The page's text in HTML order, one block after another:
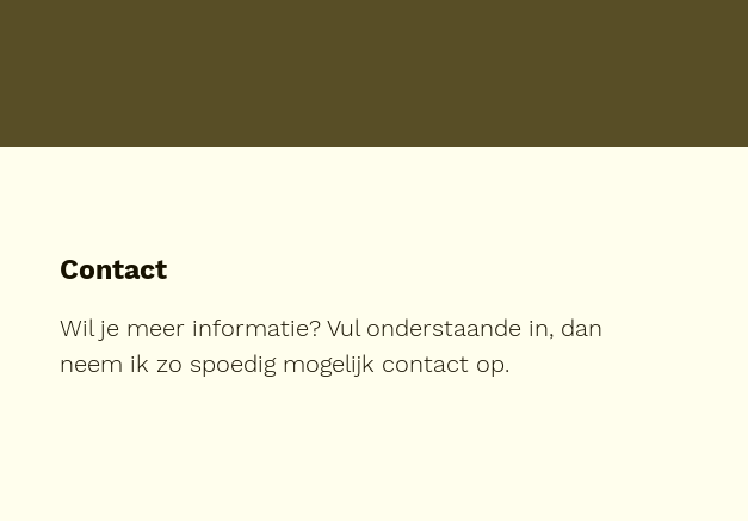
Contact
Wil je meer informatie? Vul onderstaande in, dan
neem ik zo spoedig mogelijk contact op.